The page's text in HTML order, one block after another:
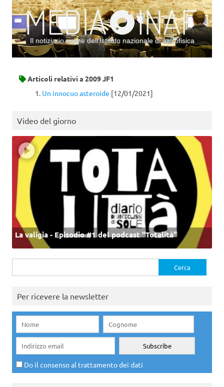
Il notiziario online dell’Istituto nazionale di astrofisica
Articoli relativi a 2009 JF1
Un innocuo asteroide [12/01/2021]
Video del giorno
La valigia - Episodio #1 del podcast “Totalità”
per:
Per ricevere la newsletter
Do il consenso al trattamento dei dati